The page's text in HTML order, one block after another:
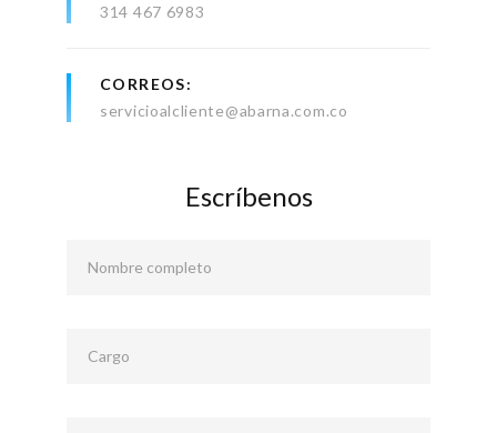
314 467 6983
CORREOS
servicioalcliente@abarna.com.co
Escríbenos
Nombre completo
Cargo